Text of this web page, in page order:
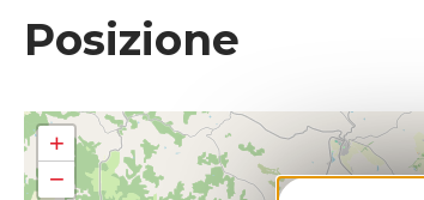
Posizione
+
−